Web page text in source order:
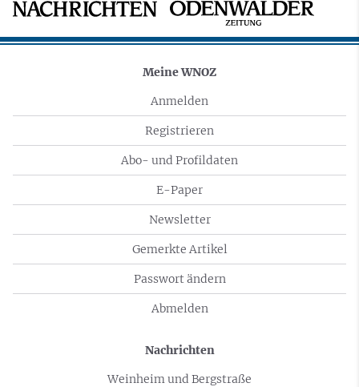
Meine WNOZ
Anmelden
Registrieren
Abo- und Profildaten
E-Paper
Newsletter
Gemerkte Artikel
Passwort ändern
Abmelden
Nachrichten
Weinheim und Bergstraße